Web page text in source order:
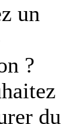
un
?
du